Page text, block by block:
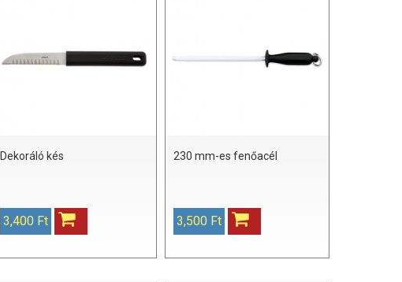
Dekoráló kés
3,400 Ft
230 mm-es fenőacél
3,500 Ft